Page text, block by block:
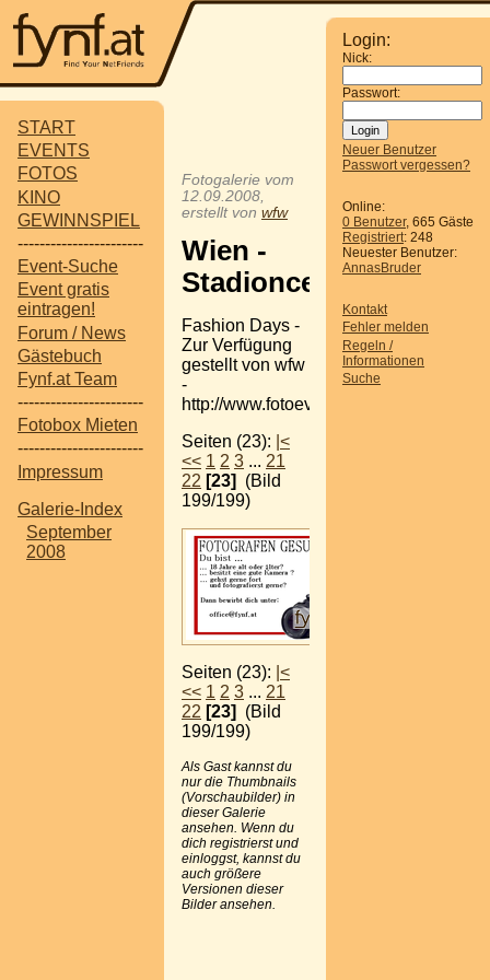
START
EVENTS
FOTOS
KINO
GEWINNSPIEL
-----------------------
Event-Suche
Event gratis
eintragen!
Forum / News
Gästebuch
Fynf.at Team
-----------------------
Fotobox Mieten
-----------------------
Impressum
Galerie-Index
September
2008
Login:
Nick:
Passwort:
Neuer Benutzer
Passwort vergessen?
Online:
0 Benutzer, 665 Gäste
Registriert: 248
Neuester Benutzer:
AnnasBruder
Kontakt
Fehler melden
Regeln /
Informationen
Suche
Fotogalerie vom
12.09.2008,
erstellt von wfw
Wien -
Stadioncenter
Fashion Days -
Zur Verfügung
gestellt von wfw
-
http://www.fotoevent.tk
Seiten (23): |<
<< 1 2 3 ... 21
22 [23]
(Bild
199/199)
Seiten (23): |<
<< 1 2 3 ... 21
22 [23]
(Bild
199/199)
Als Gast kannst du
nur die Thumbnails
(Vorschaubilder) in
dieser Galerie
ansehen. Wenn du
dich registrierst und
einloggst, kannst du
auch größere
Versionen dieser
Bilder ansehen.